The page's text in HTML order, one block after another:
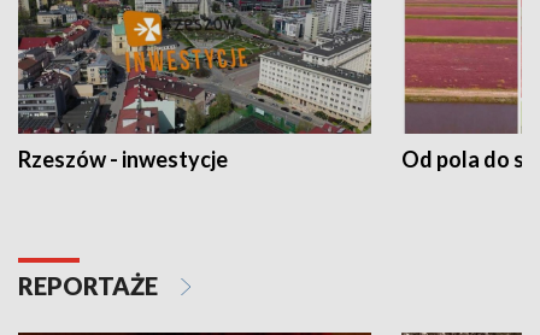
Rzeszów - inwestycje Od pola do
REPORTAŻE